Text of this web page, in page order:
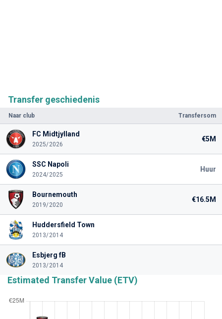
Transfer geschiedenis
Naar club Transfersom
FC Midtjylland
2025/2026
€5M
SSC Napoli
2024/2025
Huur
Bournemouth
2019/2020
€16.5M
Huddersfield Town
2013/2014
Esbjerg fB
2013/2014
Estimated Transfer Value (ETV)